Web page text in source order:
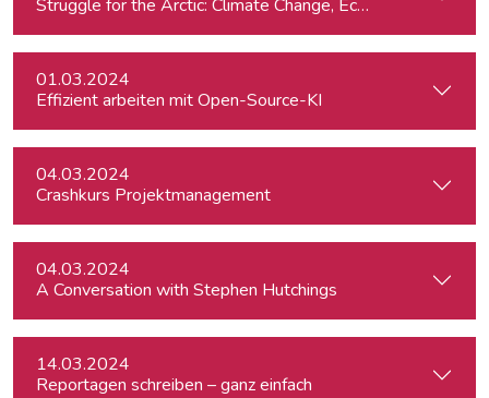
01.03.2024
Effizient arbeiten mit Open-Source-KI
04.03.2024
Crashkurs Projektmanagement
04.03.2024
A Conversation with Stephen Hutchings
14.03.2024
Reportagen schreiben – ganz einfach